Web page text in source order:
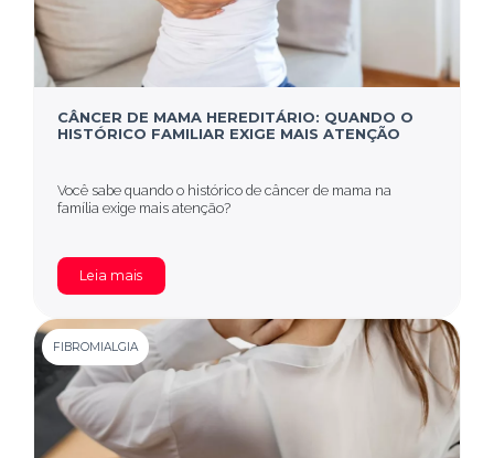
CÂNCER DE MAMA HEREDITÁRIO: QUANDO O
HISTÓRICO FAMILIAR EXIGE MAIS ATENÇÃO
Você sabe quando o histórico de câncer de mama na
família exige mais atenção?
Leia mais
FIBROMIALGIA